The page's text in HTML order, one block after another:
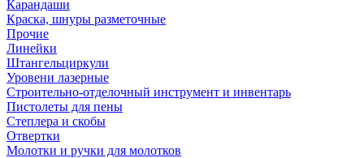
Карандаши
Краска, шнуры разметочные
Прочие
Линейки
Штангельциркули
Уровени лазерные
Строительно-отделочный инструмент и инвентарь
Пистолеты для пены
Степлера и скобы
Отвертки
Молотки и ручки для молотков